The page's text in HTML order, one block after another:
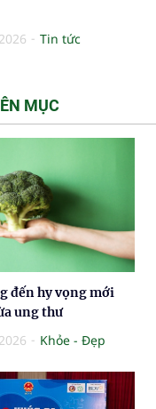
Tin tức
MỤC
đến hy vọng mới
ung thư
Khỏe - Đẹp